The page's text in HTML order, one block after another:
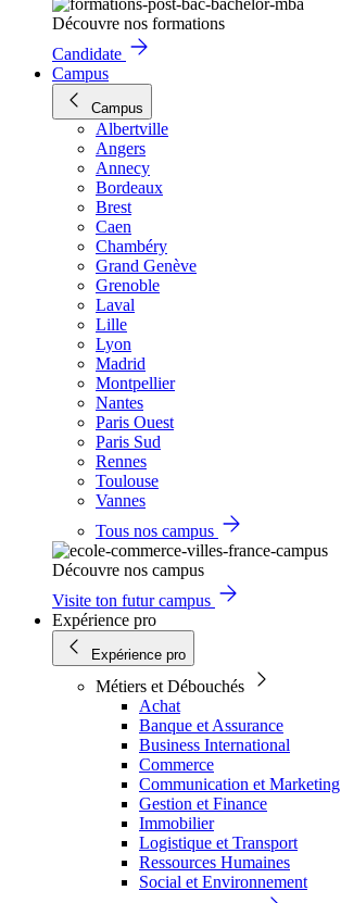
Découvre nos formations
Candidate
Campus
Campus
Albertville
Angers
Annecy
Bordeaux
Brest
Caen
Chambéry
Grand Genève
Grenoble
Laval
Lille
Lyon
Madrid
Montpellier
Nantes
Paris Ouest
Paris Sud
Rennes
Toulouse
Vannes
Tous nos campus
Découvre nos campus
Visite ton futur campus
Expérience pro
Expérience pro
Métiers et Débouchés
Achat
Banque et Assurance
Business International
Commerce
Communication et Marketing
Gestion et Finance
Immobilier
Logistique et Transport
Ressources Humaines
Social et Environnement